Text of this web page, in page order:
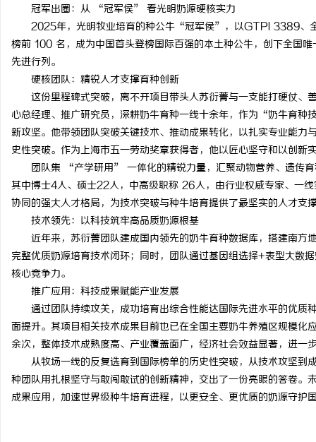
冠军出圈：从 “冠军侯” 看光明奶源硬核实力
2025年，光明牧业培育的种公牛“冠军侯”，以GTPI 3389、
榜前 100 名，成为中国首头登榜国际百强的本土种公牛，创下全国
先进行列。
硬核团队：精锐人才支撑育种创新
这份里程碑式突破，离不开项目带头人苏衍菁与一支能打硬仗
心总经理、推广研究员，深耕奶牛育种一线十余年，作为“奶牛育
新攻坚。他带领团队突破关键技术、推动成果转化，以扎实专业能
史性突破。作为上海市五一劳动奖章获得者，他以匠心坚守和以创新
团队集 “产学研用” 一体化的精锐力量，汇聚动物营养、遗传
其中博士4人、硕士22人，中高级职称 26人，由行业权威专家、一
协同的强大人才格局，为技术突破与种牛培育提供了最坚实的人才支
技术领先：以科技筑牢高品质奶源根基
近年来，苏衍菁团队建成国内领先的奶牛育种数据库，搭建南
完整优质奶源培育技术闭环；同时，团队通过基因组选择+表型大数
核心竞争力。
推广应用：科技成果赋能产业发展
通过团队持续攻关，成功培育出综合性能达国际先进水平的优
面提升。其项目相关技术成果目前也已在全国主要奶牛养殖区规模
余次，整体技术成熟度高、产业覆盖面广，经济社会效益显著，进一
从牧场一线的反复选育到国际榜单的历史性突破，从技术攻坚
种团队用扎根坚守与敢闯敢试的创新精神，交出了一份亮眼的答卷
成果应用，加速世界级种牛培育进程，以更安全、更优质的奶源守